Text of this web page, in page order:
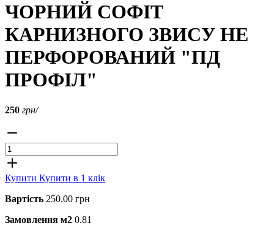
ЧОРНИЙ СОФІТ
КАРНИЗНОГО ЗВИСУ НЕ
ПЕРФОРОВАНИЙ "ПД
ПРОФІЛ"
250 грн/
Купити Купити в 1 клік
Вартість 250.00 грн
Замовлення м2 0.81